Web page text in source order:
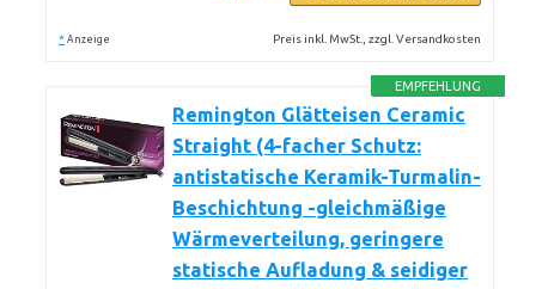
* Anzeige Preis inkl. MwSt., zzgl. Versandkosten
EMPFEHLUNG
Remington Glätteisen Ceramic
Straight (4-facher Schutz:
antistatische Keramik-Turmalin-
Beschichtung -gleichmäßige
Wärmeverteilung, geringere
statische Aufladung & seidiger